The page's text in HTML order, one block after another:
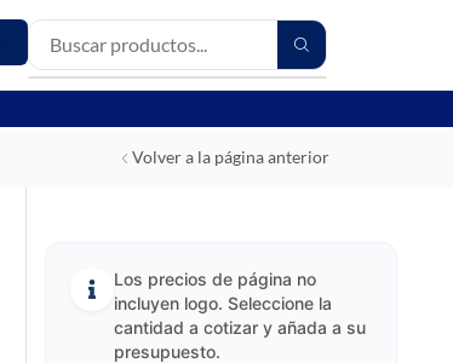
Volver a la página anterior
Los precios de página no
incluyen logo. Seleccione la
cantidad a cotizar y añada a su
presupuesto.